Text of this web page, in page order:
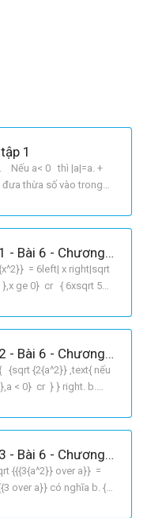
1
Nếu a< 0 thì |a|=a. +
đưa thừa số vào trong
LỜI GIẢI CHI TIẾT a Ta
Đề kiểm tra 15 phút - Đề số 1 - Bài 6 - Chương 1 - Đại số 9
= 6left| x right|sqrt
},x ge 0} cr { 6xsqrt 5
ri
Đề kiểm tra 15 phút - Đề số 2 - Bài 6 - Chương 1 - Đại số 9
{sqrt {2{a^2}} ,text{ nếu
< 0} cr } } right. b.
b}} right}
Đề kiểm tra 15 phút - Đề số 3 - Bài 6 - Chương 1 - Đại số 9
{{{3{a^2}} over a}} =
over a}} có nghĩa b. {1